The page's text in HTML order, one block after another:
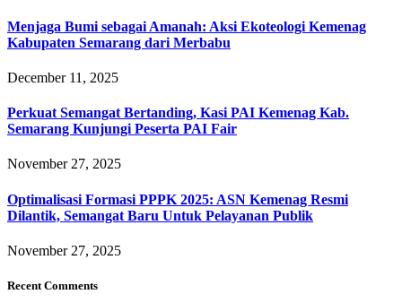
Menjaga Bumi sebagai Amanah: Aksi Ekoteologi Kemenag
Kabupaten Semarang dari Merbabu
December 11, 2025
Perkuat Semangat Bertanding, Kasi PAI Kemenag Kab.
Semarang Kunjungi Peserta PAI Fair
November 27, 2025
Optimalisasi Formasi PPPK 2025: ASN Kemenag Resmi
Dilantik, Semangat Baru Untuk Pelayanan Publik
November 27, 2025
Recent Comments